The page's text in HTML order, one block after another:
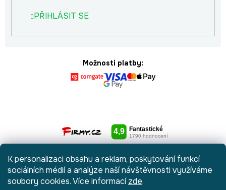
K personalizaci obsahu a reklam, poskytování funkcí
sociálních médií a analýze naší návštěvnosti využíváme
soubory cookies. Více informacízde.
PŘIHLÁSIT SE
Možnosti platby: